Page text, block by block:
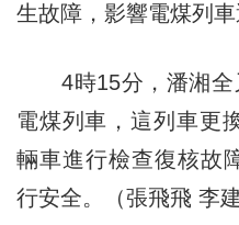
生故障，影響電煤列車
4時15分，潘湘全
電煤列車，這列車更
輛車進行檢查復核故
行安全。（張飛飛 李